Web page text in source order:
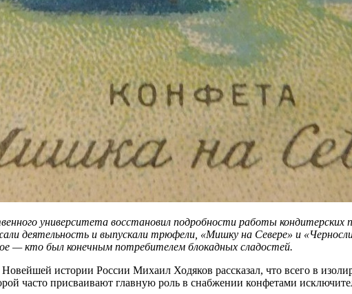
университета восстановил подробности работы
деятельность и выпускали трюфели, «Мишку на Севере» и
— кто был конечным потребителем блокадных сладостей.
истории России Михаил Ходяков рассказал, что всего в
часто присваивают главную роль в снабжении конфетами